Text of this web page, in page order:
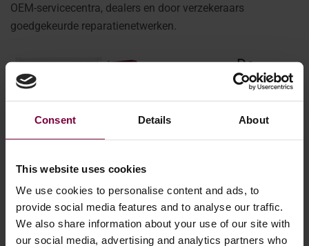
Consent Details About
This website uses cookies
We use cookies to personalise content and ads, to
provide social media features and to analyse our traffic.
We also share information about your use of our site with
our social media, advertising and analytics partners who
OEM-servicecentra, dealers en door verzekeraars
goedgekeurde reparatienetwerken.
De